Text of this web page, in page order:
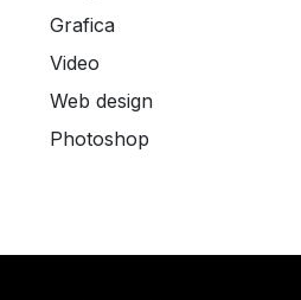
Grafica
Video
Web design
Photoshop